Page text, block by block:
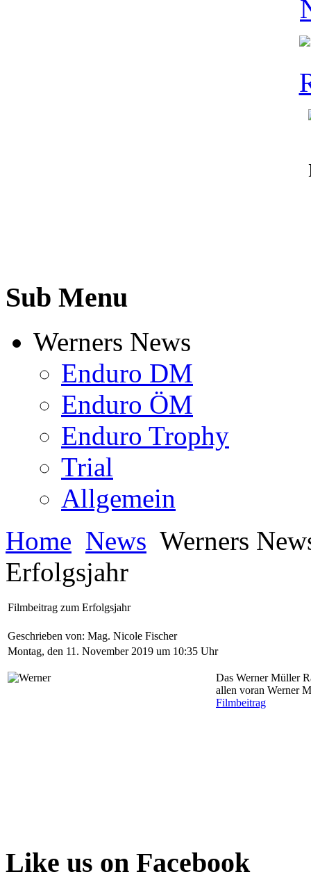
Sub Menu
Werners News
Enduro DM
Enduro ÖM
Enduro Trophy
Trial
Allgemein
Home News Werners
Erfolgsjahr
Filmbeitrag zum Erfolgsjahr
Geschrieben von: Mag. Nicole Fischer
Montag, den 11. November 2019 um 10:35 Uhr
Das Werner Müller
allen voran Werner
Filmbeitrag
Like us on Facebook